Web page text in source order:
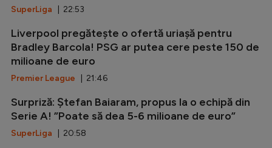
SuperLiga | 22:53
Liverpool pregătește o ofertă uriașă pentru
Bradley Barcola! PSG ar putea cere peste 150 de
milioane de euro
Premier League | 21:46
Surpriză: Ștefan Baiaram, propus la o echipă din
Serie A! ”Poate să dea 5-6 milioane de euro”
SuperLiga | 20:58